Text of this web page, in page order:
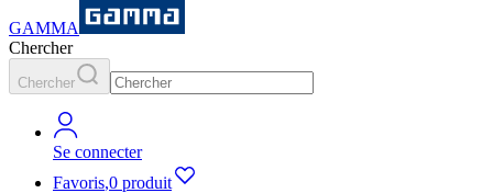
GAMMA
Chercher
Chercher
Se connecter
Favoris,0 produit